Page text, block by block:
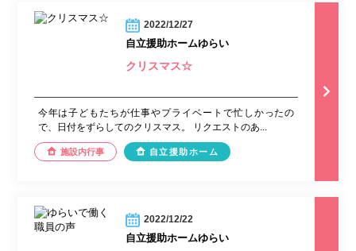
2022/12/27
自立援助ホームゆらい
クリスマス☆
今年は子どもたちが仕事やプライベートで忙しかったの
で、日付をずらしてのクリスマス。 リクエストのあ...
施設内行事 自立援助ホーム
2022/12/22
自立援助ホームゆらい